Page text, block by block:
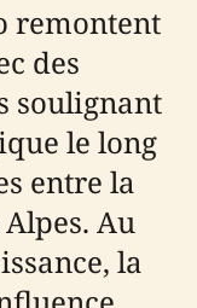
remontent
des
soulignant
le long
entre la
Au
la